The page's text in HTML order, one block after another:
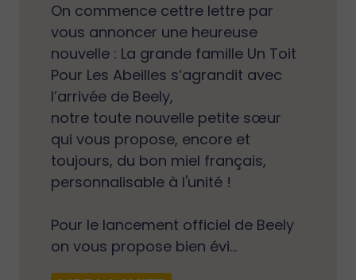
On commence cettre lettre par
vous annoncer une heureuse
nouvelle : La grande famille Un Toit
Pour Les Abeilles s’agrandit avec
l’arrivée de Beely,
notre toute nouvelle petite sœur
qui vous propose, encore et
toujours, du bon miel français,
personnalisable à l'unité !
Pour le lancement officiel de Beely
on vous propose bien évi...